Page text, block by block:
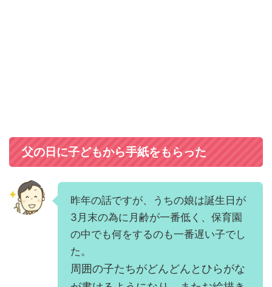
父の日に子どもから手紙をもらった
昨年の話ですが、うちの娘は誕生日が
3月末の為に月齢が一番低く、保育園
の中でも何をするのも一番遅い子でし
た。
周囲の子たちがどんどんとひらがな